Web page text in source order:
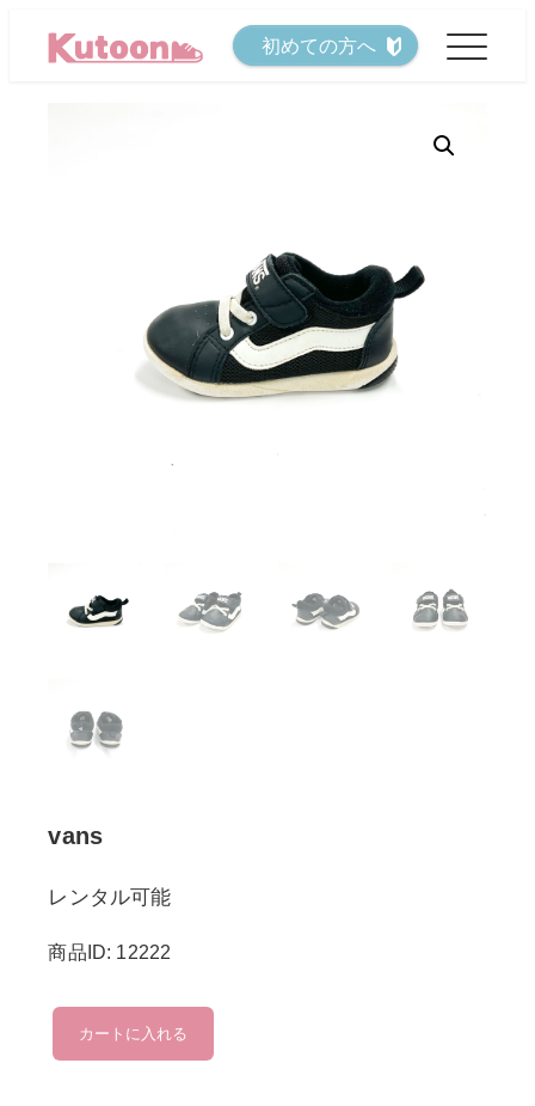
初めての方へ
vans
レンタル可能
商品ID: 12222
vans
個
カートに入れる